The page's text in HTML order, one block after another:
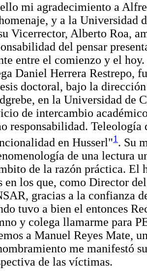
mi agradecimiento a
y a la Universidad
Vicerrector, Alberto Roa,
del pensar
entre el comienzo y el
Daniel Herrera Restrepo,
doctoral, bajo la
en la Universidad de
de intercambio
responsabilidad.
en Husserl"1. Su
de una lectura
de la razón práctica. El
en los que, como Director
gracias a la confianza
tuvo a bien el entonces
y colega llamarme para
a Manuel Reyes Mate,
me manifestó
de las víctimas.